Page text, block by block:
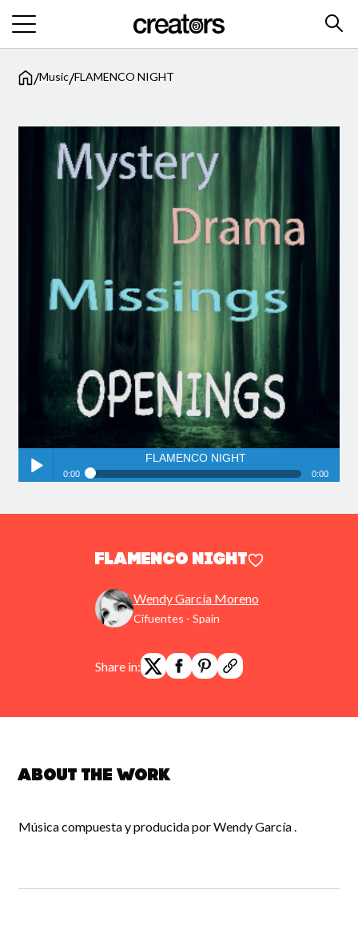
/Music/FLAMENCO NIGHT
FLAMENCO NIGHT
Wendy García Moreno
Cifuentes - Spain
Share in:
FLAMENCO NIGHT
0:00 0:00
About the work
Música compuesta y producida por Wendy García .